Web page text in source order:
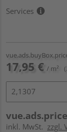
Services
17,95 € / m²
inkl. MwSt. zzgl.